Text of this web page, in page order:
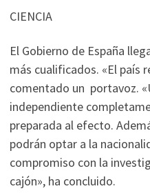
CIENCIA
El Gobierno de España
más cualificados. «El país
comentado un portavoz.
independiente
preparada al efecto.
podrán optar a la
compromiso con la
cajón», ha concluido.